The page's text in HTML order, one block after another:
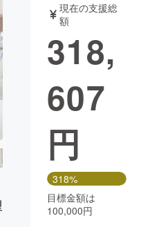
ト
書籍・雑誌
チャレンジ
CAMPFIRE Creation
ya コミュニティ
現在の支援総
額
318,
607
円
318%
目標金額は
100,000円